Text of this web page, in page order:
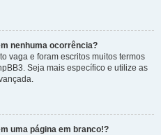
nenhuma ocorrência?
vaga e foram escritos muitos termos
Seja mais específico e utilize as
uma página em branco!?